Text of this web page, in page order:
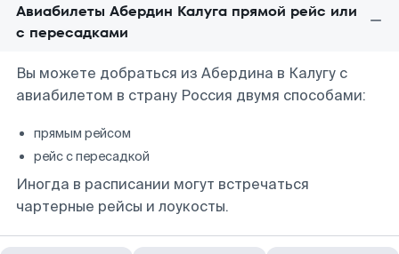
Авиабилеты Абердин Калуга прямой рейс или
с пересадками
Вы можете добраться из Абердина в Калугу с
авиабилетом в страну Россия двумя способами:
прямым рейсом
рейс с пересадкой
Иногда в расписании могут встречаться
чартерные рейсы и лоукосты.